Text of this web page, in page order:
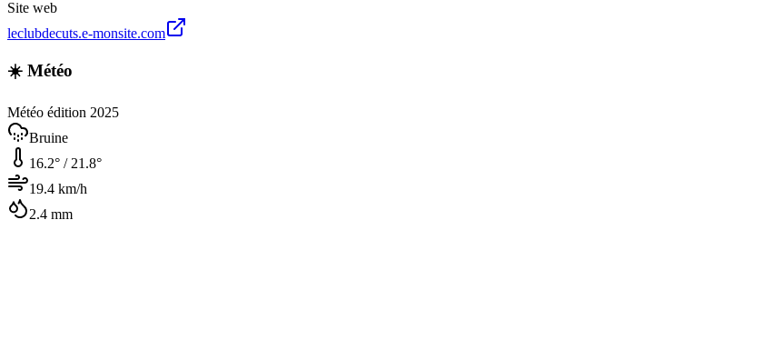
Site web
leclubdecuts.e-monsite.com
☀️ Météo
Météo édition 2025
Bruine
16.2° / 21.8°
19.4 km/h
2.4 mm